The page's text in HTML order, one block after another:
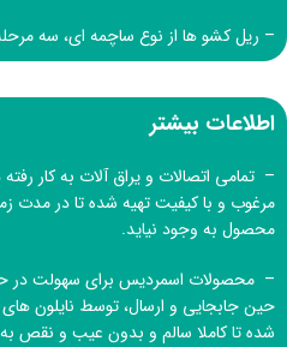
– ریل کشو ها از نوع ساچمه ای، سه
اطلاعات بیشتر
– تمامی اتصالات و یراق آلات به کار
مرغوب و با کیفیت تهیه شده تا در مدت
محصول به وجود نیاید.
– محصولات اسمردیس برای سهولت در
حین جابجایی و ارسال، توسط نایلون
شده تا کاملا سالم و بدون عیب و نقص